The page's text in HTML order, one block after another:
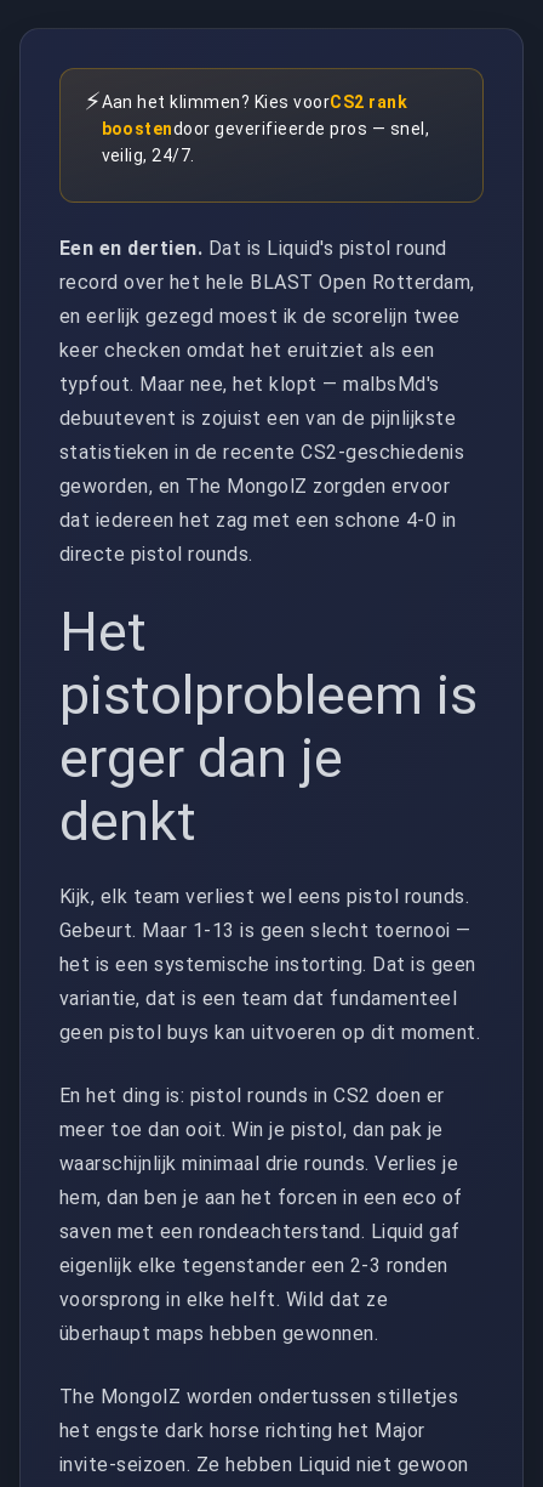
⚡Aan het klimmen? Kies voorCS2 rank
boostendoor geverifieerde pros — snel,
veilig, 24/7.
Een en dertien. Dat is Liquid's pistol round
record over het hele BLAST Open Rotterdam,
en eerlijk gezegd moest ik de scorelijn twee
keer checken omdat het eruitziet als een
typfout. Maar nee, het klopt — malbsMd's
debuutevent is zojuist een van de pijnlijkste
statistieken in de recente CS2-geschiedenis
geworden, en The MongolZ zorgden ervoor
dat iedereen het zag met een schone 4-0 in
directe pistol rounds.
Het
pistolprobleem is
erger dan je
denkt
Kijk, elk team verliest wel eens pistol rounds.
Gebeurt. Maar 1-13 is geen slecht toernooi —
het is een systemische instorting. Dat is geen
variantie, dat is een team dat fundamenteel
geen pistol buys kan uitvoeren op dit moment.
En het ding is: pistol rounds in CS2 doen er
meer toe dan ooit. Win je pistol, dan pak je
waarschijnlijk minimaal drie rounds. Verlies je
hem, dan ben je aan het forcen in een eco of
saven met een rondeachterstand. Liquid gaf
eigenlijk elke tegenstander een 2-3 ronden
voorsprong in elke helft. Wild dat ze
überhaupt maps hebben gewonnen.
The MongolZ worden ondertussen stilletjes
het engste dark horse richting het Major
invite-seizoen. Ze hebben Liquid niet gewoon